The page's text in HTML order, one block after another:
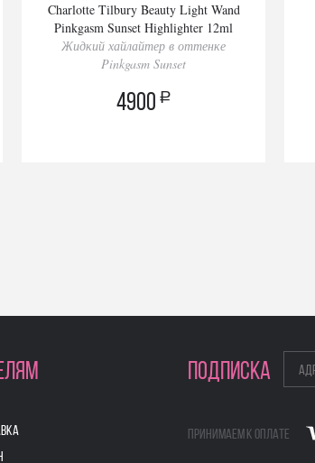
Charlotte Tilbury Beauty Light Wand
Pinkgasm Sunset Highlighter 12ml
Жидкий хайлайтер в оттенке
Pinkgasm Sunset
4900 a
ПОДПИСКА
Принимаем к оплате